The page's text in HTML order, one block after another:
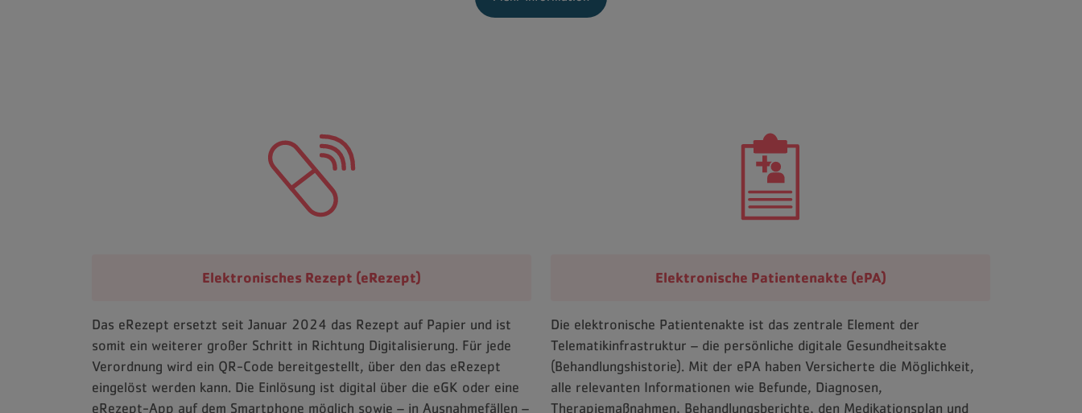
Elektronisches Rezept (eRezept)
Das eRezept ersetzt seit Januar 2024 das Rezept auf Papier und ist
somit ein weiterer großer Schritt in Richtung Digitalisierung. Für jede
Verordnung wird ein QR-Code bereitgestellt, über den das eRezept
eingelöst werden kann. Die Einlösung ist digital über die eGK oder eine
eRezept-App auf dem Smartphone möglich sowie – in Ausnahmefällen –
Elektronische Patientenakte (ePA)
Die elektronische Patientenakte ist das zentrale Element der
Telematikinfrastruktur – die persönliche digitale Gesundheitsakte
(Behandlungshistorie). Mit der ePA haben Versicherte die Möglichkeit,
alle relevanten Informationen wie Befunde, Diagnosen,
Therapiemaßnahmen, Behandlungsberichte, den Medikationsplan und